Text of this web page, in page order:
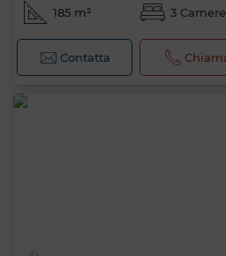
185 m² 3 Camere
Contatta